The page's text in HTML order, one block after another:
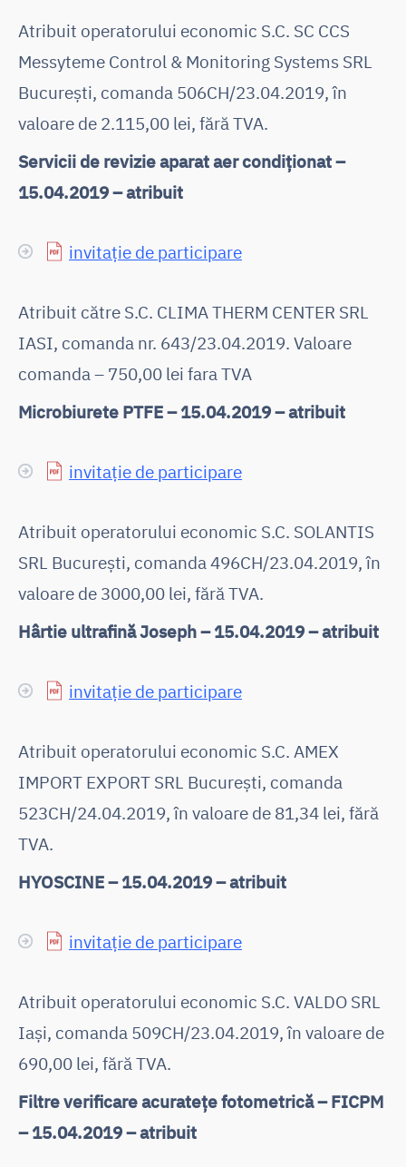
Atribuit operatorului economic S.C. SC CCS
Messyteme Control & Monitoring Systems SRL
București, comanda 506CH/23.04.2019, în
valoare de 2.115,00 lei, fără TVA.
Servicii de revizie aparat aer condiționat –
15.04.2019 – atribuit
invitație de participare
Atribuit către S.C. CLIMA THERM CENTER SRL
IASI, comanda nr. 643/23.04.2019. Valoare
comanda – 750,00 lei fara TVA
Microbiurete PTFE – 15.04.2019 – atribuit
invitație de participare
Atribuit operatorului economic S.C. SOLANTIS
SRL București, comanda 496CH/23.04.2019, în
valoare de 3000,00 lei, fără TVA.
Hârtie ultrafină Joseph – 15.04.2019 – atribuit
invitație de participare
Atribuit operatorului economic S.C. AMEX
IMPORT EXPORT SRL București, comanda
523CH/24.04.2019, în valoare de 81,34 lei, fără
TVA.
HYOSCINE – 15.04.2019– atribuit
invitație de participare
Atribuit operatorului economic S.C. VALDO SRL
Iași, comanda 509CH/23.04.2019, în valoare de
690,00 lei, fără TVA.
Filtre verificare acuratețe fotometrică – FICPM
– 15.04.2019 – atribuit